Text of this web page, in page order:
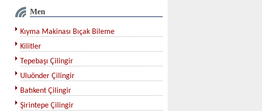
Kapı Kilidi Nasıl Değiştirilir?
Çelik Kapı Kilit Göbek Değiştirme
Bıçak Nasıl Bilenir?
Kurban Bıçağınızı Aldınız mı?
Men
Kıyma Makinası Bıçak Bileme
Kilitler
Tepebaşı Çilingir
Uluönder Çilingir
Batıkent Çilingir
Şirintepe Çilingir